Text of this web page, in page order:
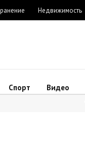
Недвижимость
Спорт Видео